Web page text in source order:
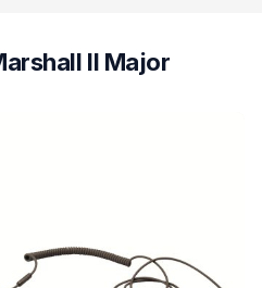
II Major